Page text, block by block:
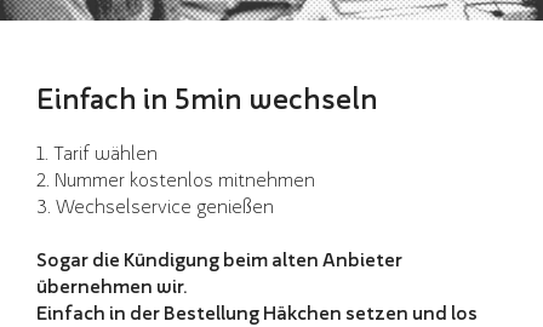
Einfach in 5min wechseln
1. Tarif wählen
2. Nummer kostenlos mitnehmen
3. Wechselservice genießen
Sogar die Kündigung beim alten Anbieter
übernehmen wir.
Einfach in der Bestellung Häkchen setzen und los